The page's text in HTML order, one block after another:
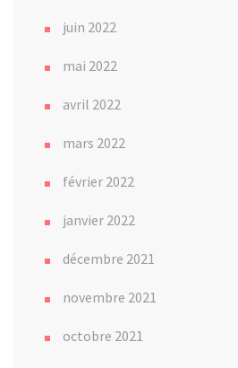
juin 2022
mai 2022
avril 2022
mars 2022
février 2022
janvier 2022
décembre 2021
novembre 2021
octobre 2021